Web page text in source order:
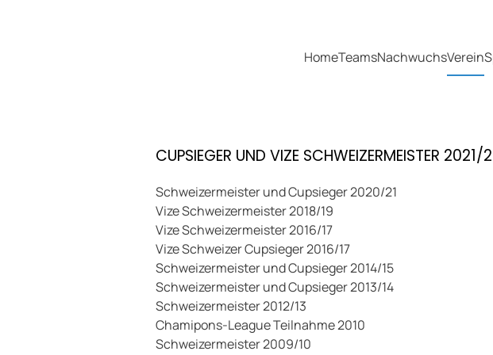
HomeTeamsNachwuchsVerein
CUPSIEGER UND VIZE SCHWEIZERMEISTER 2021/
Schweizermeister und Cupsieger 2020/21
Vize Schweizermeister 2018/19
Vize Schweizermeister 2016/17
Vize Schweizer Cupsieger 2016/17
Schweizermeister und Cupsieger 2014/15
Schweizermeister und Cupsieger 2013/14
Schweizermeister 2012/13
Chamipons-League Teilnahme 2010
Schweizermeister 2009/10